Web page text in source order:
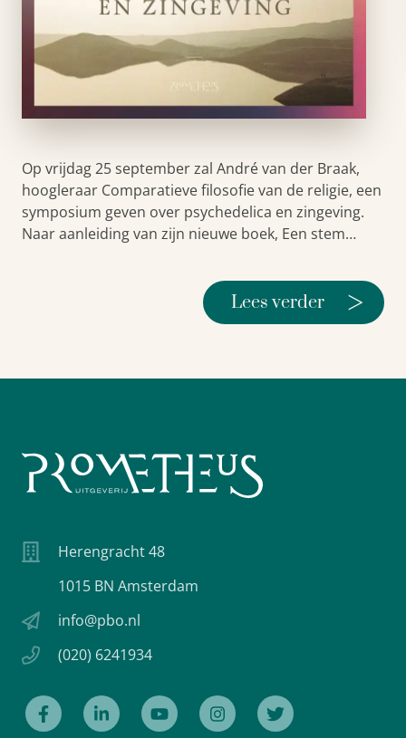
Op vrijdag 25 september zal André van der Braak,
hoogleraar Comparatieve filosofie van de religie, een
symposium geven over psychedelica en zingeving.
Naar aanleiding van zijn nieuwe boek, Een stem…
Lees verder >
Herengracht 48
1015 BN Amsterdam
info@pbo.nl
(020) 6241934